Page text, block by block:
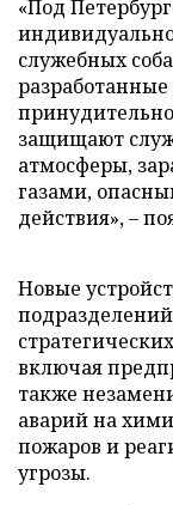
«Под
служебных
разработанные
защищают
атмосферы,
газами,
действия», –
Новые
включая
также
аварий на
пожаров и
угрозы.